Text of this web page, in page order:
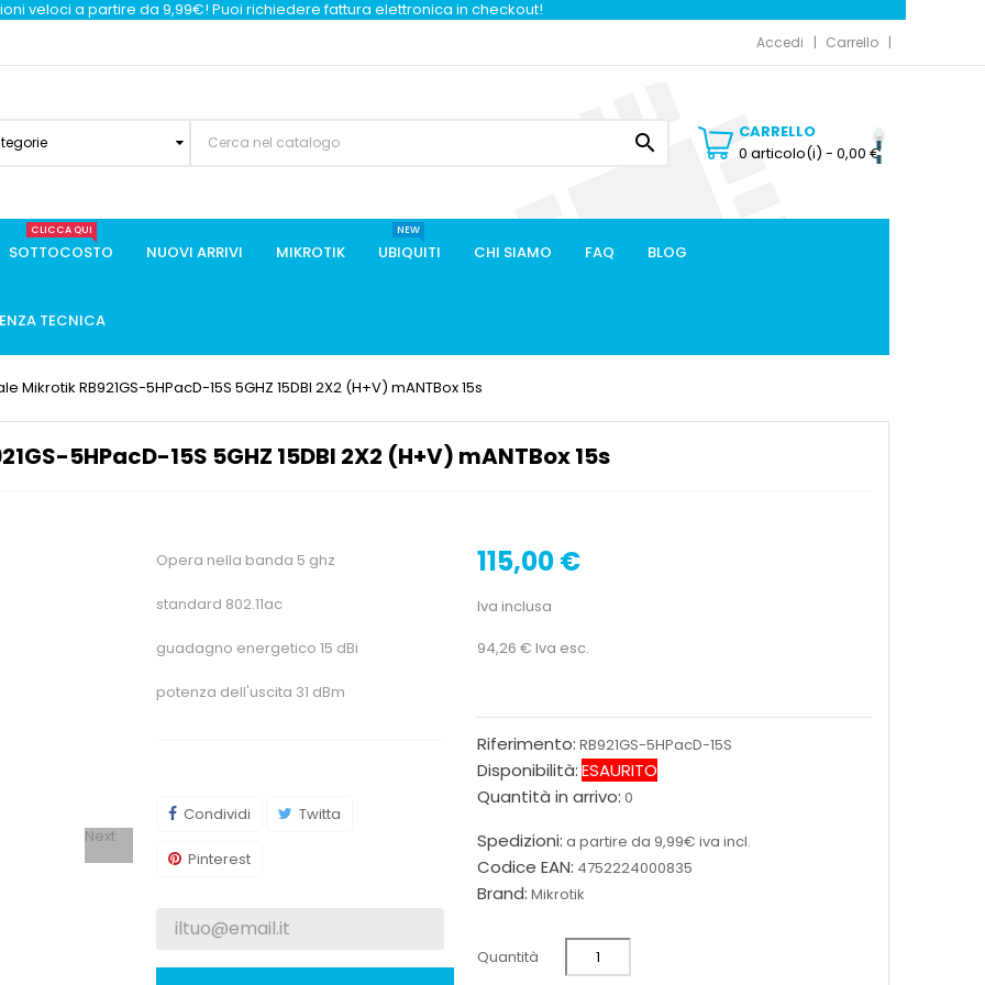
veloci a partire da 9,99€! Puoi richiedere fattura elettronica in checkout!
Accedi Carrello

CARRELLO
0 articolo(i) - 0,00 €
SOTTOCOSTO
CLICCA QUI
NUOVI ARRIVI MIKROTIK UBIQUITI
NEW
CHI SIAMO FAQ BLOG
TECNICA
Mikrotik RB921GS-5HPacD-15S 5GHZ 15DBI 2X2 (H+V) mANTBox 15s
5HPacD-15S 5GHZ 15DBI 2X2 (H+V) mANTBox 15s
Next
115,00 €
Iva inclusa
94,26 € Iva esc.
Riferimento: RB921GS-5HPacD-15S
Disponibilità:ESAURITO
Quantità in arrivo: 0
Spedizioni: a partire da 9,99€ iva incl.
Codice EAN: 4752224000835
Brand: Mikrotik
Quantità
Opera nella banda 5 ghz
standard 802.11ac
guadagno energetico 15 dBi
potenza dell'uscita 31 dBm
Condividi Twitta
Pinterest